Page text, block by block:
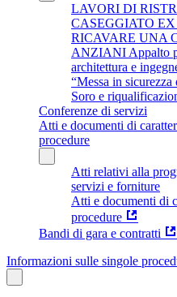
LAVORI DI
CASEGGIATO
RICAVARE UNA
ANZIANI Appalto
architettura e
“Messa in
Soro e
Conferenze di servizi
Atti e documenti di
procedure
Atti relativi alla
servizi e forniture
Atti e documenti di
procedure
Bandi di gara e contratti
Informazioni sulle singole